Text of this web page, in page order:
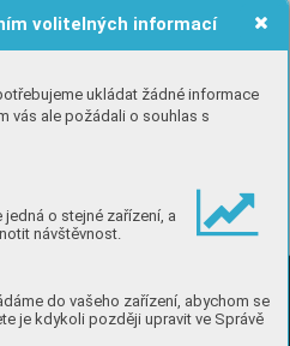
volitelných informací
ukládat žádné informace
vás ale požádali o souhlas s
o stejné zařízení, a
návštěvnost.
do vašeho zařízení, abychom se
je kdykoli později upravit ve Správě